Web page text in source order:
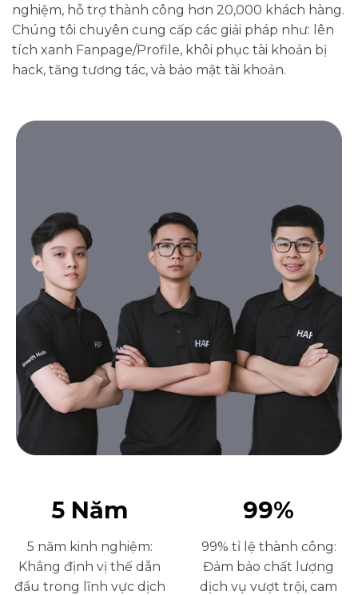
nghiệm, hỗ trợ thành công hơn 20,000 khách hàng.
Chúng tôi chuyên cung cấp các giải pháp như: lên
tích xanh Fanpage/Profile, khôi phục tài khoản bị
hack, tăng tương tác, và bảo mật tài khoản.
5Năm
5 năm kinh nghiệm:
Khẳng định vị thế dẫn
đầu trong lĩnh vực dịch
99%
99% tỉ lệ thành công:
Đảm bảo chất lượng
dịch vụ vượt trội, cam